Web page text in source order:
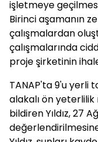
işletmeye
Birinci aşamanın
çalışmalardan
çalışmalarında
proje şirketinin
TANAP'ta 9'u yerli
alakalı ön yeterlilik
bildiren Yıldız, 27